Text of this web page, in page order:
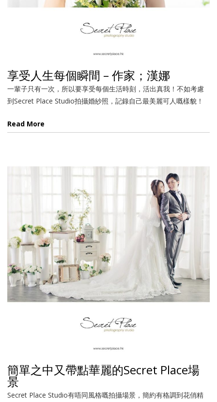
享受人生每個瞬間 – 作家；漢娜
一輩子只有一次，所以要享受每個生活時刻，活出真我！不如考慮
到Secret Place Studio拍攝婚紗照，記錄自己最美麗可人嘅樣貌！
Read More
簡單之中又帶點華麗的Secret Place場
景
Secret Place Studio有唔同風格嘅拍攝場景，簡約有格調到花俏精